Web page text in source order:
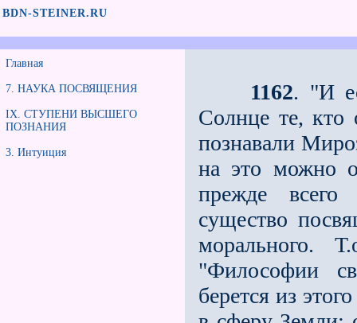
BDN-STEINER.RU
Главная
7. НАУКА ПОСВЯЩЕНИЯ
IX. СТУПЕНИ ВЫСШЕГО
ПОЗНАНИЯ
3. Интуиция
1162. "И
Солнце те, кто
познавали
на это можно
прежде
существо
морального.
"Философии
берется из